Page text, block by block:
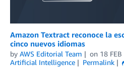
Amazon Textract reconoce la
cinco nuevos idiomas
by AWS Editorial Team on 18
Artificial Intelligence
Permalink